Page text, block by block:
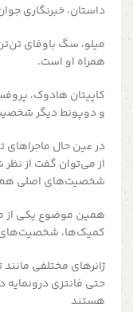
داستان، خبرنگاری
میلو، سگ باوفای
همراه او است.
کاپیتان هادوک،
و دوپونط دیگر
در عین حال
از می‌توان گفت از
شخصیت‌های اصلی هم
همین موضوع یکی از
کمیک‌ها،
ژانرهای مختلفی مانند
حتی فانتزی
هستند